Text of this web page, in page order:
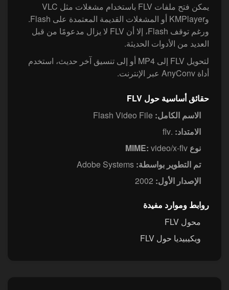
يمكن فتح ملفات FLV باستخدام مشغلات مثل VLC
وKMPlayer أو المشغلات القديمة المعتمدة على Flash.
ورغم توقف Flash، إلا أن FLV لا يزال مدعومًا من قبل
العديد من الأدوات الحديثة.
لتحويل FLV إلى MP4 أو إلى تنسيق آخر حديث، استخدم
أداة AnyConv عبر الإنترنت.
حقائق أساسية حول FLV
الاسم الكامل:
الامتداد: .flv
نوع MIME: video/x-flv
تم التطوير بواسطة:
الإصدار الأول:
روابط وموارد مفيدة
محول FLV
ويكيبيديا حول FLV